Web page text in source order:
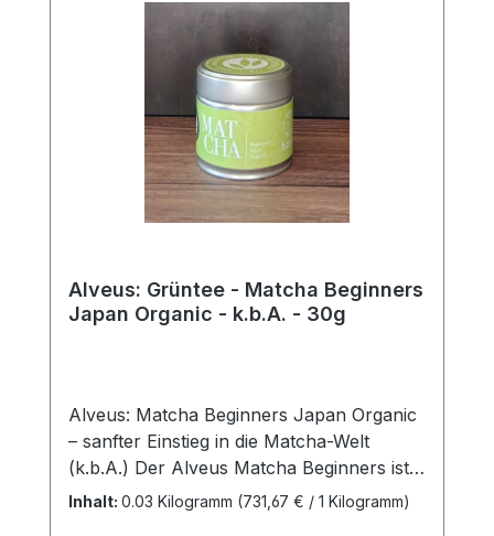
Alveus: Grüntee - Matcha Beginners
Japan Organic - k.b.A. - 30g
Alveus: Matcha Beginners Japan Organic
– sanfter Einstieg in die Matcha-Welt
(k.b.A.) Der Alveus Matcha Beginners ist
der perfekte Bio-Matcha für Einsteiger, die
Inhalt: 0.03 Kilogramm (731,67 € / 1 Kilogramm)